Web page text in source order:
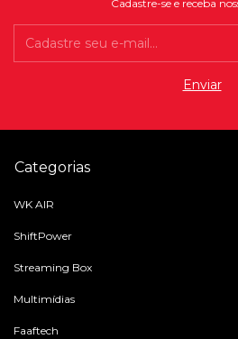
Cadastre-se e receba
Categorias
WK AIR
ShiftPower
Streaming Box
Multimídias
Faaftech